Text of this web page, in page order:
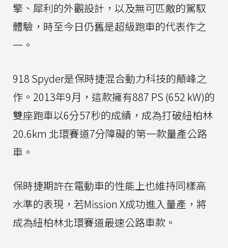
擎、犀利的外觀設計，以及無可匹敵的駕馭
體驗，時至今日仍舊是超級跑車的代表作之
一。
918 Spyder是保時捷混合動力科技的顛峰之
作。2013年9月，這款擁有887 PS (652 kW)的
雙座跑車以6分57秒的成績，成為打破紐柏林
20.6km 北環賽道7分障礙的第一款量產公路
車。
保時捷期許在電動車的性能上也維持同樣高
水準的表現，若Mission X成功進入量產，將
成為紐柏林北環賽道最速公路車款。